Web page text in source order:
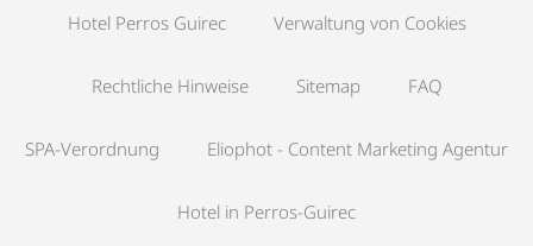
Hotel Perros Guirec Verwaltung von Cookies
Rechtliche Hinweise Sitemap FAQ
SPA-Verordnung Eliophot - Content Marketing Agentur
Hotel in Perros-Guirec